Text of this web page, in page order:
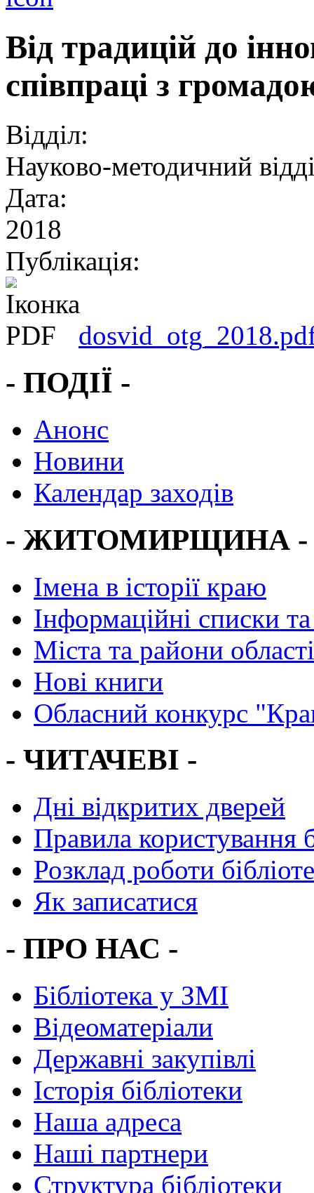
Від традицій до
співпраці з
Відділ:
Науково-методичний
Дата:
2018
Публікація:
- ПОДІЇ -
Анонс
Новини
Календар заходів
- ЖИТОМИРЩИНА -
Імена в історії краю
Інформаційні списки
Міста та райони області
Нові книги
Обласний конкурс
- ЧИТАЧЕВІ -
Дні відкритих дверей
Правила користування
Розклад роботи
Як записатися
- ПРО НАС -
Бібліотека у ЗМІ
Відеоматеріали
Державні закупівлі
Історія бібліотеки
Наша адреса
Наші партнери
Структура бібліотеки